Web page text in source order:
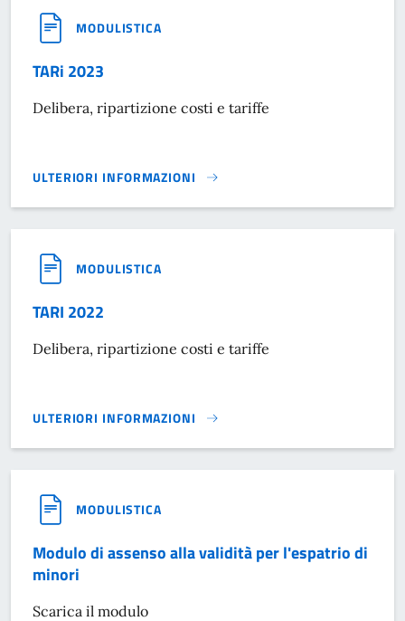
MODULISTICA
TARi 2023
Delibera, ripartizione costi e tariffe
ULTERIORI INFORMAZIONI
TARI 2023}
MODULISTICA
TARI 2022
Delibera, ripartizione costi e tariffe
ULTERIORI INFORMAZIONI
TARI 2022}
MODULISTICA
Modulo di assenso alla validità per l'espatrio di
minori
Scarica il modulo